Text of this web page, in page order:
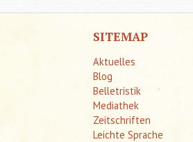
SITEMAP
Aktuelles
Blog
Belletristik
Mediathek
Zeitschriften
Leichte Sprache